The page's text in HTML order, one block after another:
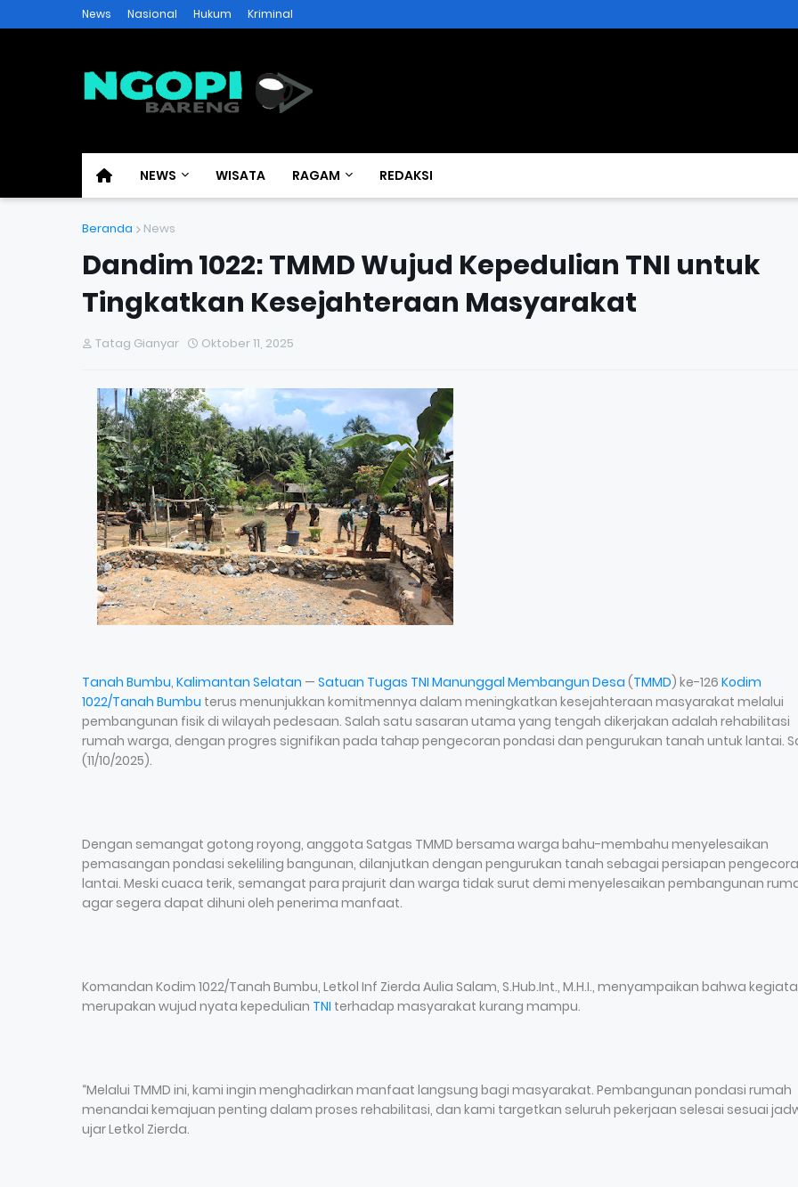
News Nasional Hukum Kriminal
NEWS WISATA RAGAM REDAKSI
Beranda News
Dandim 1022: TMMD Wujud Kepedulian TNI untuk
Tingkatkan Kesejahteraan Masyarakat
Tatag Gianyar Oktober 11, 2025
Tanah Bumbu, Kalimantan Selatan — Satuan Tugas TNI Manunggal Membangun Desa (TMMD) ke-126 Kodim
1022/Tanah Bumbu terus menunjukkan komitmennya dalam meningkatkan kesejahteraan masyarakat melalui
pembangunan fisik di wilayah pedesaan. Salah satu sasaran utama yang tengah dikerjakan adalah rehabilitasi
rumah warga, dengan progres signifikan pada tahap pengecoran pondasi dan pengurukan tanah untuk lantai.
(11/10/2025).
Dengan semangat gotong royong, anggota Satgas TMMD bersama warga bahu-membahu menyelesaikan
pemasangan pondasi sekeliling bangunan, dilanjutkan dengan pengurukan tanah sebagai persiapan
lantai. Meski cuaca terik, semangat para prajurit dan warga tidak surut demi menyelesaikan pembangunan
agar segera dapat dihuni oleh penerima manfaat.
Komandan Kodim 1022/Tanah Bumbu, Letkol Inf Zierda Aulia Salam, S.Hub.Int., M.H.I., menyampaikan bahwa
merupakan wujud nyata kepedulian TNI terhadap masyarakat kurang mampu.
“Melalui TMMD ini, kami ingin menghadirkan manfaat langsung bagi masyarakat. Pembangunan pondasi rumah
menandai kemajuan penting dalam proses rehabilitasi, dan kami targetkan seluruh pekerjaan selesai sesuai
ujar Letkol Zierda.